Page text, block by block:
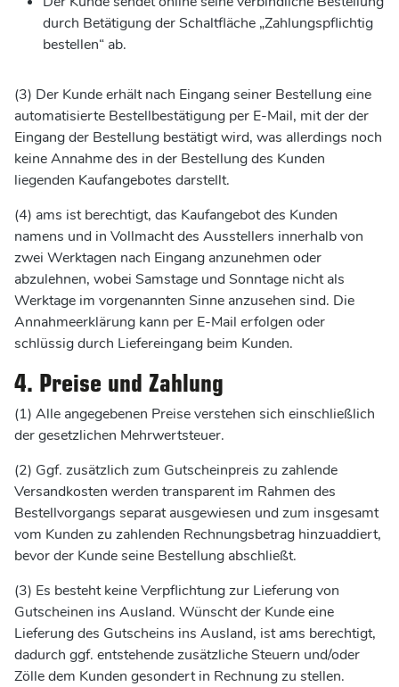
durch Betätigung der Schaltfläche „Zahlungspflichtig
bestellen“ ab.
(3) Der Kunde erhält nach Eingang seiner Bestellung eine
automatisierte Bestellbestätigung per E-Mail, mit der der
Eingang der Bestellung bestätigt wird, was allerdings noch
keine Annahme des in der Bestellung des Kunden
liegenden Kaufangebotes darstellt.
(4) ams ist berechtigt, das Kaufangebot des Kunden
namens und in Vollmacht des Ausstellers innerhalb von
zwei Werktagen nach Eingang anzunehmen oder
abzulehnen, wobei Samstage und Sonntage nicht als
Werktage im vorgenannten Sinne anzusehen sind. Die
Annahmeerklärung kann per E-Mail erfolgen oder
schlüssig durch Liefereingang beim Kunden.
4. Preise und Zahlung
(1) Alle angegebenen Preise verstehen sich einschließlich
der gesetzlichen Mehrwertsteuer.
(2) Ggf. zusätzlich zum Gutscheinpreis zu zahlende
Versandkosten werden transparent im Rahmen des
Bestellvorgangs separat ausgewiesen und zum insgesamt
vom Kunden zu zahlenden Rechnungsbetrag hinzuaddiert,
bevor der Kunde seine Bestellung abschließt.
(3) Es besteht keine Verpflichtung zur Lieferung von
Gutscheinen ins Ausland. Wünscht der Kunde eine
Lieferung des Gutscheins ins Ausland, ist ams berechtigt,
dadurch ggf. entstehende zusätzliche Steuern und/oder
Zölle dem Kunden gesondert in Rechnung zu stellen.